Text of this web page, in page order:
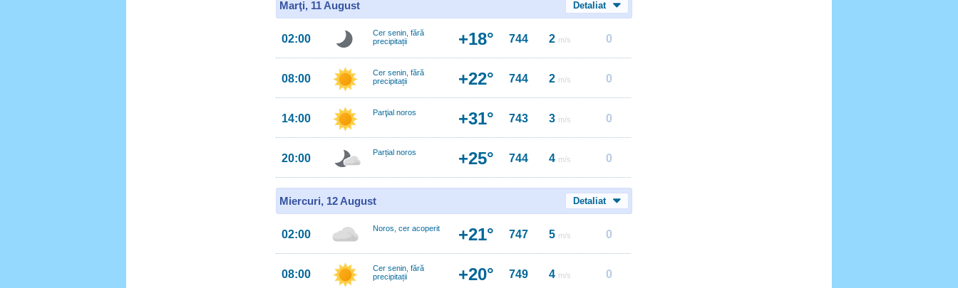
Marţi, 11 August Detaliat
02:00
Cer senin, fără
precipitații
+18° 744 2 m/s 0
08:00
Cer senin, fără
precipitații
+22° 744 2 m/s 0
14:00 Parţial noros +31° 743 3 m/s 0
20:00 Parțial noros +25° 744 4 m/s 0
Miercuri, 12 August Detaliat
02:00 Noros, cer acoperit +21° 747 5 m/s 0
08:00
Cer senin, fără
precipitații
+20° 749 4 m/s 0